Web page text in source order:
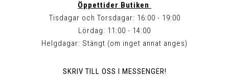
Öppettider Butiken
Tisdagar och Torsdagar: 16:00 - 19:00
Lördag: 11:00 - 14:00
Helgdagar: Stängt (om inget annat anges)
SKRIV TILL OSS I MESSENGER!